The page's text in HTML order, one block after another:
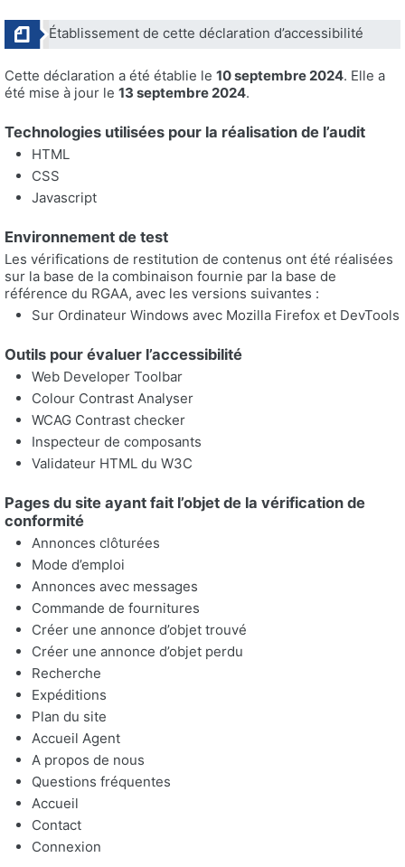
Établissement de cette déclaration d’accessibilité
Cette déclaration a été établie le 10 septembre 2024. Elle a
été mise à jour le 13 septembre 2024.
Technologies utilisées pour la réalisation de l’audit
HTML
CSS
Javascript
Environnement de test
Les vérifications de restitution de contenus ont été réalisées
sur la base de la combinaison fournie par la base de
référence du RGAA, avec les versions suivantes :
Sur Ordinateur Windows avec Mozilla Firefox et DevTools
Outils pour évaluer l’accessibilité
Web Developer Toolbar
Colour Contrast Analyser
WCAG Contrast checker
Inspecteur de composants
Validateur HTML du W3C
Pages du site ayant fait l’objet de la vérification de
conformité
Annonces clôturées
Mode d’emploi
Annonces avec messages
Commande de fournitures
Créer une annonce d’objet trouvé
Créer une annonce d’objet perdu
Recherche
Expéditions
Plan du site
Accueil Agent
A propos de nous
Questions fréquentes
Accueil
Contact
Connexion